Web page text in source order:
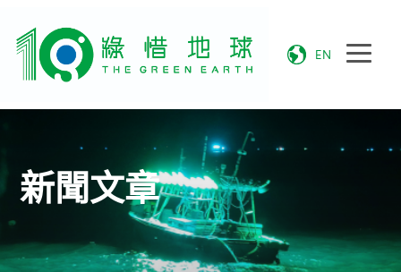
EN
新聞文章